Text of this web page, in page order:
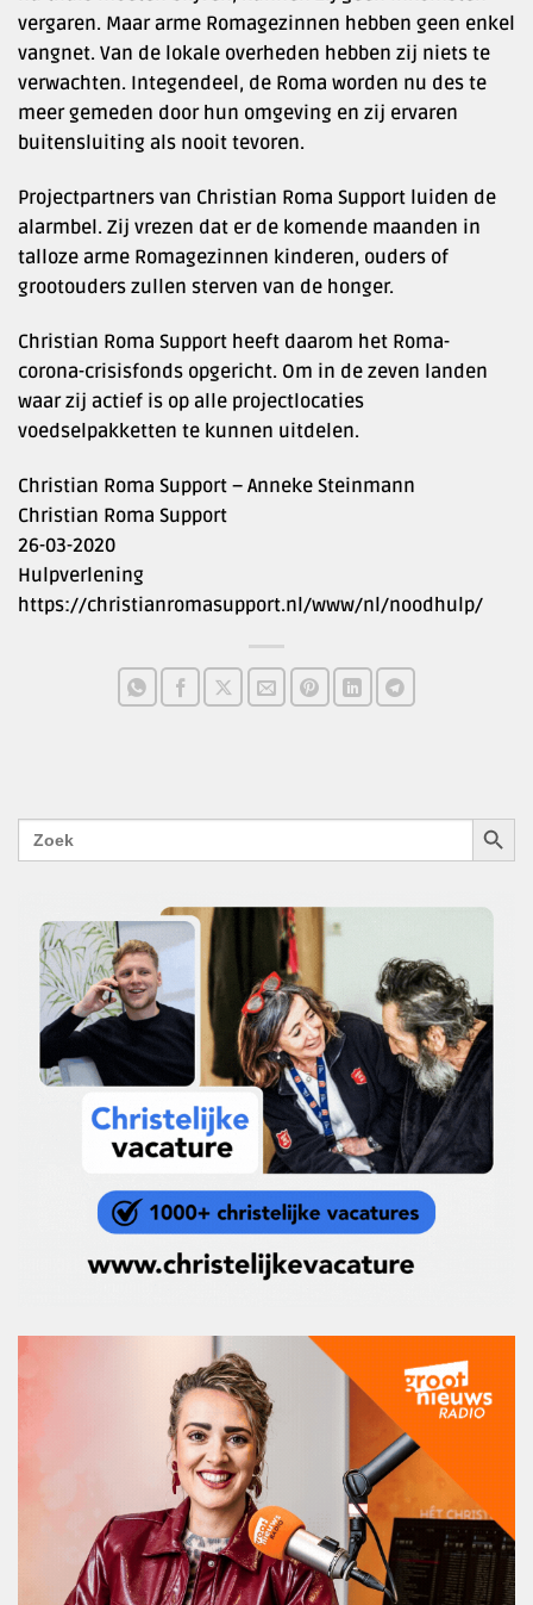
vergaren. Maar arme Romagezinnen hebben geen enkel
vangnet. Van de lokale overheden hebben zij niets te
verwachten. Integendeel, de Roma worden nu des te
meer gemeden door hun omgeving en zij ervaren
buitensluiting als nooit tevoren.
Projectpartners van Christian Roma Support luiden de
alarmbel. Zij vrezen dat er de komende maanden in
talloze arme Romagezinnen kinderen, ouders of
grootouders zullen sterven van de honger.
Christian Roma Support heeft daarom het Roma-
corona-crisisfonds opgericht. Om in de zeven landen
waar zij actief is op alle projectlocaties
voedselpakketten te kunnen uitdelen.
Christian Roma Support – Anneke Steinmann
Christian Roma Support
26-03-2020
Hulpverlening
https://christianromasupport.nl/www/nl/noodhulp/
Zoek
naar: